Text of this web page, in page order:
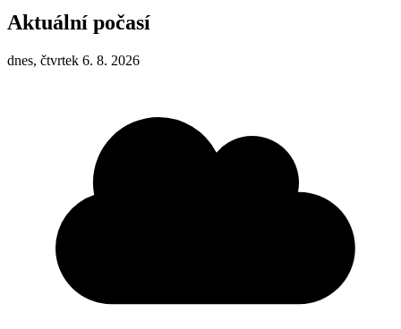
Aktuální počasí
dnes, čtvrtek 6. 8. 2026